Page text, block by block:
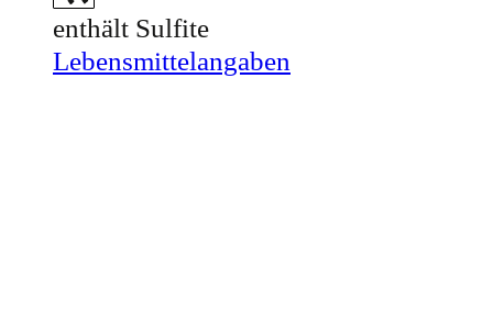
enthält Sulfite
Lebensmittelangaben